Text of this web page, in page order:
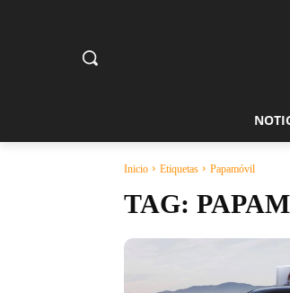
Inicio Etiquetas Papamóvil
TAG: